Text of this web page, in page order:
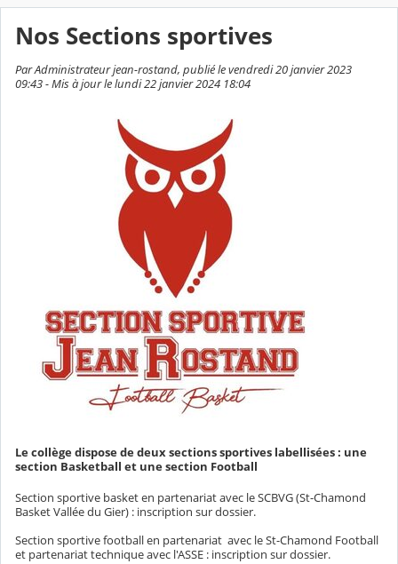
Nos Sections sportives
Par Administrateur jean-rostand, publié le vendredi 20 janvier 2023
09:43 - Mis à jour le lundi 22 janvier 2024 18:04
Le collège dispose de deux sections sportives labellisées : une
section Basketball et une section Football
Section sportive basket en partenariat avec le SCBVG (St-Chamond
Basket Vallée du Gier) : inscription sur dossier.
Section sportive football en partenariat avec le St-Chamond Football
et partenariat technique avec l'ASSE : inscription sur dossier.